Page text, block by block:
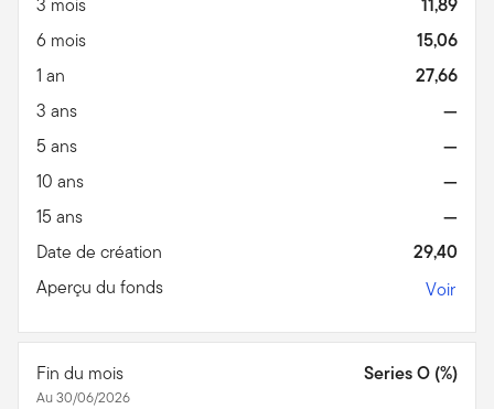
6 mois
15,06
1 an
27,66
3 ans
—
5 ans
—
10 ans
—
15 ans
—
Date de création
29,40
Aperçu du fonds
Voir
Fin du mois
Au 30/06/2026
Series O (%)